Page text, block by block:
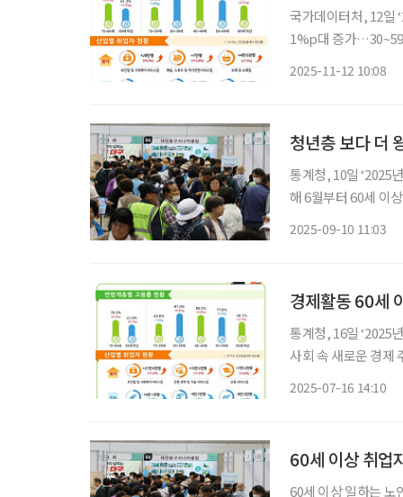
국가데이터처, 12일
1%p대 증가…30~59세 0%대 ‘대조’ 65세 이상
2025-11-12 10:08
청년층 보다 더
통계청, 10일 ‘2025
해 6월부터 60세 이상 경활률, 청년층 앞
2025-09-10 11:03
경제활동 60세
통계청, 16일 ‘2025
사회 속 새로운 경제 주체 60세 이상 시니어의 경제활동 참가율(경활률)이
2025-07-16 14:10
60세 이상 취업
60세 이상 일하는 노